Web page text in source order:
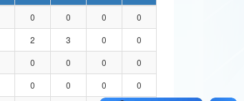
0 0 0
0
2 3 0
0
0 0 0
0
0 0 0
0